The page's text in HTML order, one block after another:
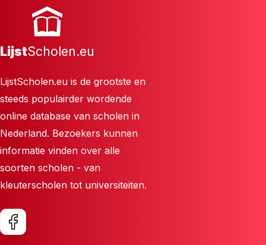
LijstScholen.eu
LijstScholen.eu is de grootste en
steeds populairder wordende
online database van scholen in
Nederland. Bezoekers kunnen
informatie vinden over alle
soorten scholen - van
kleuterscholen tot universiteiten.